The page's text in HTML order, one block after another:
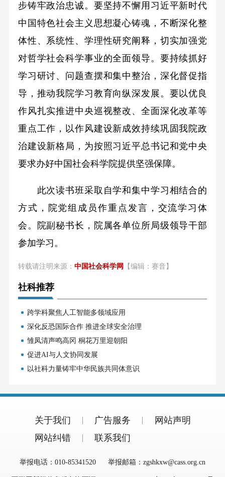
步铸牢政治忠诚。要坚持不懈用习近平新时代
中国特色社会主义思想凝心铸魂，不断深化整
体性、系统性、学理性研究阐释，切实加强党
对哲学社会科学事业的全面领导。要持续抓好
学习研讨、问题查摆和集中整治，深化督促指
导，推动我院学习教育向纵深发展。要以优良
作风扎实推进中央巡视整改、全面深化改革等
重点工作，以作风建设新成效持续巩固我院政
治建设新格局，为按照习近平总书记和党中央
要求办好中国社会科学院提供坚强保障。
此次读书班采取自学和集中学习相结合的
方式，院党组成员作重点发言，交流学习体
会。院副秘书长，院属各单位所局级领导干部
参加学习。
转载请注明来源： 中国社会科学网 【编辑：赛音】
社科推荐
跨学科聚焦人工智能多领域应用
深化反恐国际合作 推进全球安全治理
雏凤清声鸣高冈 桐花万里迎朝阳
促进AI与人文协同发展
以社科力量铸牢中华民族共同体意识
关于我们 广告服务
网站声明
网站纠错
联系我们
举报电话：010-85341520 举报邮箱：zgshkxw@cass.org.cn